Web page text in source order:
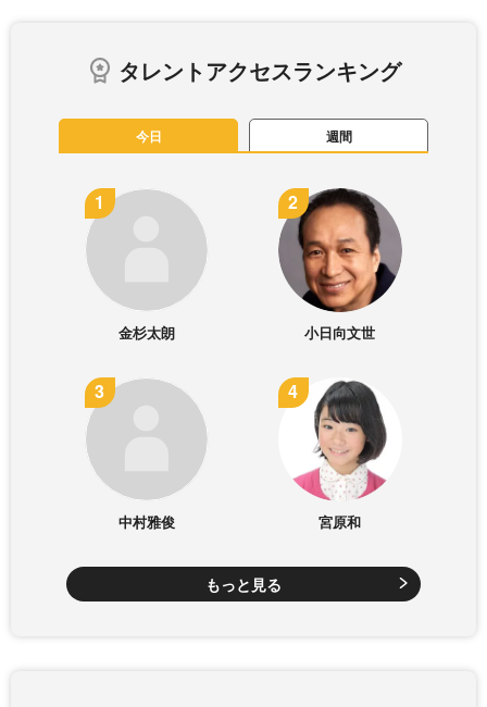
タレントアクセスランキング
今日 週間
金杉太朗 小日向文世
中村雅俊 宮原和
もっと見る